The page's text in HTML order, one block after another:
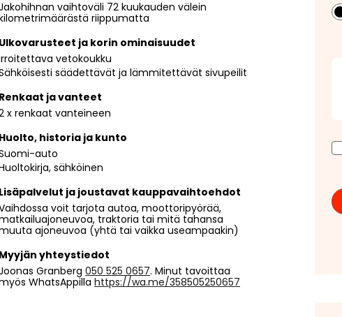
vaihtoväli 72 kuukauden välein
riippumatta
Ulkovarusteet ja korin ominaisuudet
vetokoukku
säädettävät ja lämmitettävät sivupeilit
Renkaat ja vanteet
x renkaat vanteineen
Huolto, historia ja kunto
auto
sähköinen
Lisäpalvelut ja joustavat kauppavaihtoehdot
voit tarjota autoa, moottoripyörää,
traktoria tai mitä tahansa
ajoneuvoa (yhtä tai vaikka useampaakin)
Myyjän yhteystiedot
Granberg 050 525 0657. Minut tavoittaa
WhatsAppilla https://wa.me/358505250657